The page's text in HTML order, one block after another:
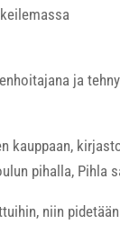
ja
kauppaan,
pihalla, Pihla
niin